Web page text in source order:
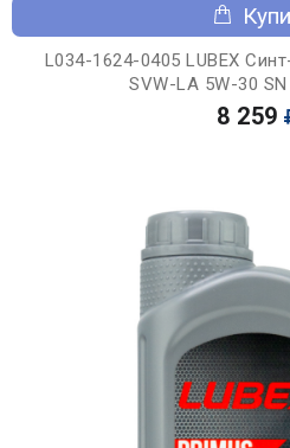
L034-1624-0405 LUBEX
SVW-LA 5W-30
8 259